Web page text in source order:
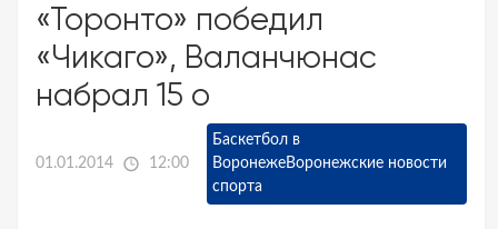
«Торонто» победил
«Чикаго», Валанчюнас
набрал 15 о
01.01.2014 12:00
Баскетбол в
ВоронежеВоронежские новости
спорта